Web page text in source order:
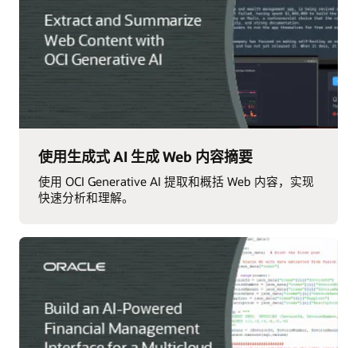
使用生成式 AI 生成 Web 内容摘要
使用 OCI Generative AI 提取和概括 Web 内容，实现
快速分析和理解。